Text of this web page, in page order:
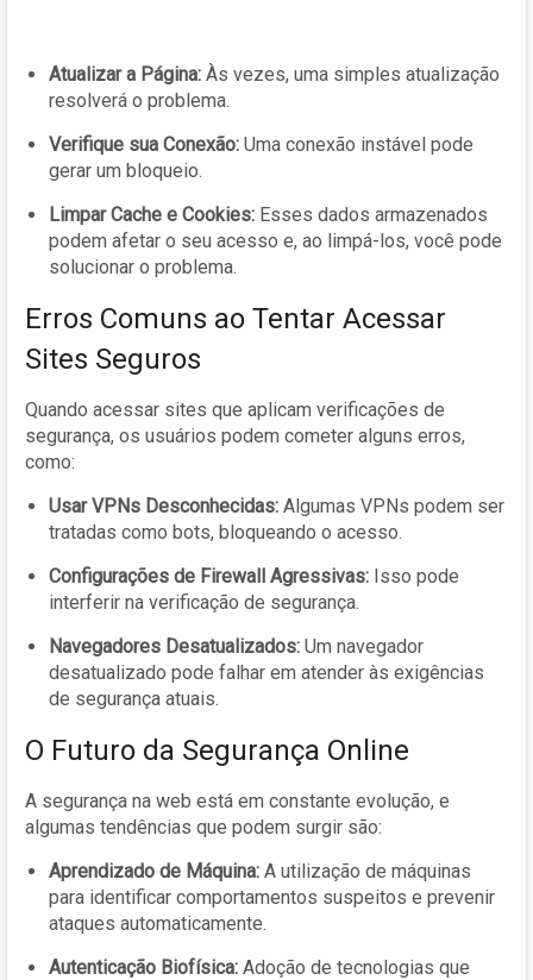
Atualizar a Página: Às vezes, uma simples atualização
resolverá o problema.
Verifique sua Conexão: Uma conexão instável pode
gerar um bloqueio.
Limpar Cache e Cookies: Esses dados armazenados
podem afetar o seu acesso e, ao limpá-los, você pode
solucionar o problema.
Erros Comuns ao Tentar Acessar
Sites Seguros
Quando acessar sites que aplicam verificações de
segurança, os usuários podem cometer alguns erros,
como:
Usar VPNs Desconhecidas: Algumas VPNs podem ser
tratadas como bots, bloqueando o acesso.
Configurações de Firewall Agressivas: Isso pode
interferir na verificação de segurança.
Navegadores Desatualizados: Um navegador
desatualizado pode falhar em atender às exigências
de segurança atuais.
O Futuro da Segurança Online
A segurança na web está em constante evolução, e
algumas tendências que podem surgir são:
Aprendizado de Máquina: A utilização de máquinas
para identificar comportamentos suspeitos e prevenir
ataques automaticamente.
Autenticação Biofísica: Adoção de tecnologias que